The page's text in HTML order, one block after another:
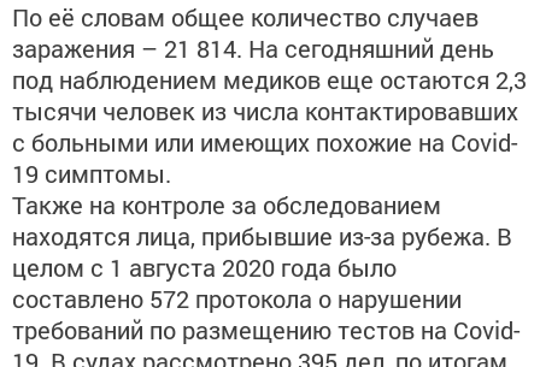
По её словам общее количество случаев
заражения – 21 814. На сегодняшний день
под наблюдением медиков еще остаются 2,3
тысячи человек из числа контактировавших
с больными или имеющих похожие на Covid-
19 симптомы.
Также на контроле за обследованием
находятся лица, прибывшие из-за рубежа. В
целом с 1 августа 2020 года было
составлено 572 протокола о нарушении
требований по размещению тестов на Covid-